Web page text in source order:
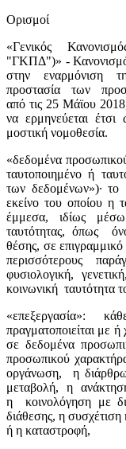
Ορισμοί
«Γενικός
"ΓΚΠΔ")» -
στην
εναρμόνιση
προστασία
των
από τις 25 Μάϊου
να ερμηνεύεται έτσι
μοστική νομοθεσία.
«δεδομένα
ταυτοποιημένο ή
των δεδομένων»)· το
εκείνο του οποίου η
έμμεσα, ιδίως μέσω
ταυτότητας, όπως
θέσης, σε επιγραμμικό
περισσότερους
φυσιολογική,
γενετική,
κοινωνική ταυτότητα
«επεξεργασία»:
πραγματοποιείται με
σε δεδομένα
προσωπικού
οργάνωση,
η
μεταβολή,
η
η
κοινολόγηση με
διάθεσης, η
ή η καταστροφή,